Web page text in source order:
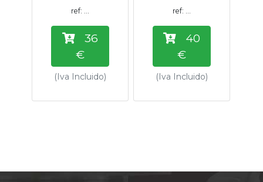
Formulario
Empresa
Contacto
ref: ...
36
€
(Iva Incluido)
ref: ...
40
€
(Iva Incluido)